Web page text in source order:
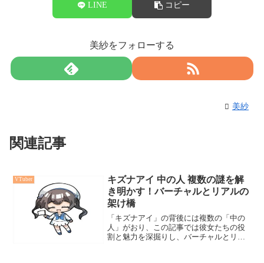
LINE コピー
美紗をフォローする
美紗
関連記事
VTuber
キズナアイ 中の人 複数の謎を解
き明かす！バーチャルとリアルの
架け橋
「キズナアイ」の背後には複数の「中の
人」がおり、この記事では彼女たちの役
割と魅力を深掘りし、バーチャルとリア